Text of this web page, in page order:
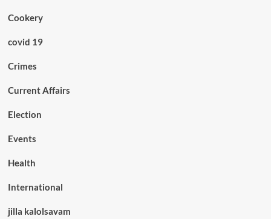
Cookery
covid 19
Crimes
Current Affairs
Election
Events
Health
International
jilla kalolsavam